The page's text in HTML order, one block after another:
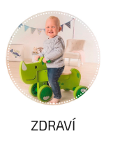
ZDRAVÍ